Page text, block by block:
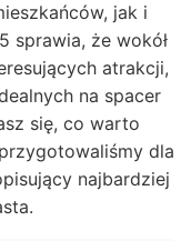
jak i
sprawia, że wokół
atrakcji,
na spacer
się, co warto
dla
najbardziej